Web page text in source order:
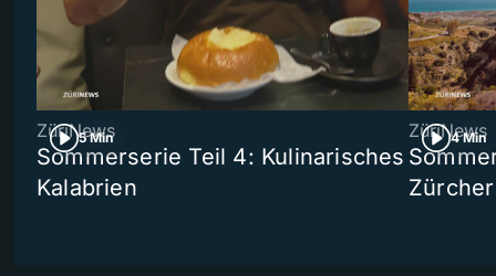
5 Min
ZüriNews
Sommerserie Teil 4: Kulinarisches
Kalabrien
4 Min
ZüriNews